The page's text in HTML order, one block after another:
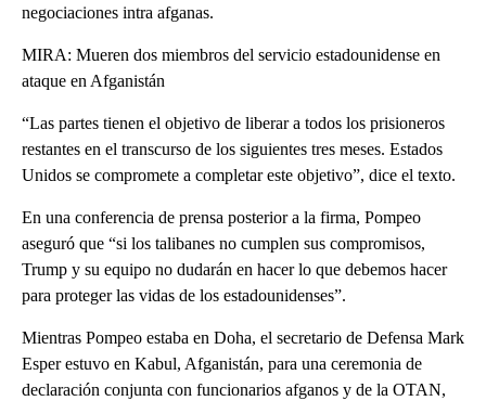
negociaciones intra afganas.
MIRA: Mueren dos miembros del servicio estadounidense en
ataque en Afganistán
“Las partes tienen el objetivo de liberar a todos los prisioneros
restantes en el transcurso de los siguientes tres meses. Estados
Unidos se compromete a completar este objetivo”, dice el texto.
En una conferencia de prensa posterior a la firma, Pompeo
aseguró que “si los talibanes no cumplen sus compromisos,
Trump y su equipo no dudarán en hacer lo que debemos hacer
para proteger las vidas de los estadounidenses”.
Mientras Pompeo estaba en Doha, el secretario de Defensa Mark
Esper estuvo en Kabul, Afganistán, para una ceremonia de
declaración conjunta con funcionarios afganos y de la OTAN,